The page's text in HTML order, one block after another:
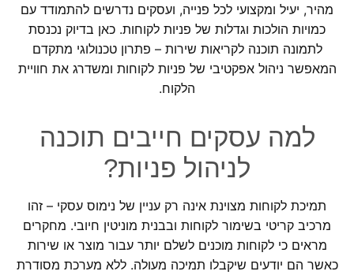
מהיר, יעיל ומקצועי לכל פנייה, ועסקים נדרשים להתמודד עם
כמויות הולכות וגדלות של פניות לקוחות. כאן בדיוק נכנסת
לתמונה תוכנה לקריאות שירות – פתרון טכנולוגי מתקדם
המאפשר ניהול אפקטיבי של פניות לקוחות ומשדרג את חוויית
הלקוח.
למה עסקים חייבים תוכנה
לניהול פניות?
תמיכת לקוחות מצוינת אינה רק עניין של נימוס עסקי – זהו
מרכיב קריטי בשימור לקוחות ובבנית מוניטין חיובי. מחקרים
מראים כי לקוחות מוכנים לשלם יותר עבור מוצר או שירות
כאשר הם יודעים שיקבלו תמיכה מעולה. ללא מערכת מסודרת